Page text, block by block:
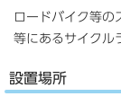
ロードバイク等の
等にあるサイクル
設置場所